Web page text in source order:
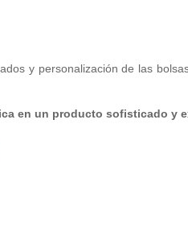
y personalización de las
en un producto sofisticado y